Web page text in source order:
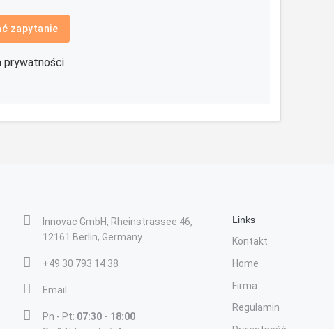
zapytanie
prywatności
Innovac GmbH, Rheinstrassee 46,
12161 Berlin, Germany
+49 30 793 14 38
Email
Pn - Pt: 07:30 - 18:00
Links
Kontakt
Home
Firma
Regulamin